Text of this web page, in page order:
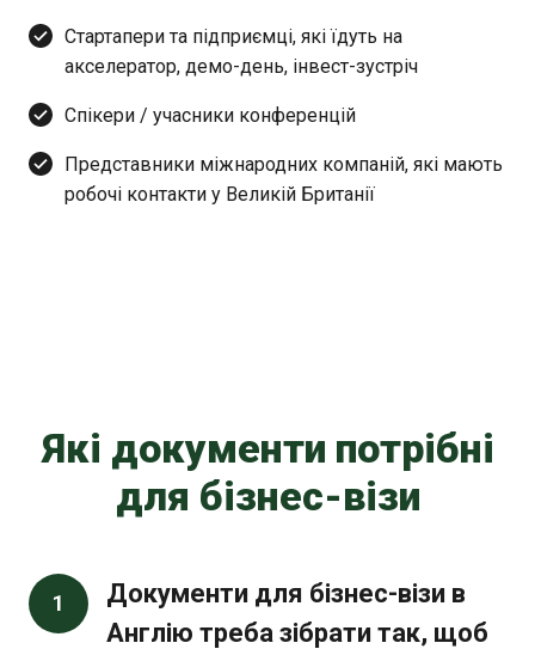
Стартапери та підприємці, які їдуть на
акселератор, демо-день, інвест-зустріч
Спікери / учасники конференцій
Представники міжнародних компаній, які мають
робочі контакти у Великій Британії
Які документи потрібні
для бізнес-візи
1
Документи для бізнес-візи в
Англію треба зібрати так, щоб